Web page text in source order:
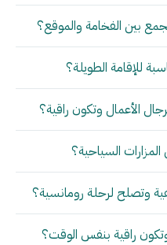
بين الفخامة والموقع؟
للإقامة الطويلة؟
الأعمال وتكون راقية؟
السياحية؟
وتصلح لرحلة رومانسية؟
راقية بنفس الوقت؟